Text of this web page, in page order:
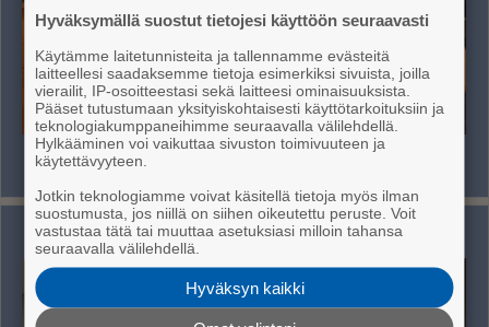
”Artesaanikädenjälki erottaa ketjuham­pu­ri­
laisista”
Kaupallinen yhteistyö Ra­vin­to­la Kap­tee­nin Huo­ne
Hyväksymällä suostut tietojesi käyttöön seuraavasti
Käytämme laitetunnisteita ja tallennamme evästeitä
laitteellesi saadaksemme tietoja esimerkiksi sivuista, joilla
vierailit, IP-osoitteestasi sekä laitteesi ominaisuuksista.
Pääset tutustumaan yksityiskohtaisesti käyttötarkoituksiin ja
teknologiakumppaneihimme seuraavalla välilehdellä.
Hylkääminen voi vaikuttaa sivuston toimivuuteen ja
käytettävyyteen.
Jotkin teknologiamme voivat käsitellä tietoja myös ilman
suostumusta, jos niillä on siihen oikeutettu peruste. Voit
vastustaa tätä tai muuttaa asetuksiasi milloin tahansa
seuraavalla välilehdellä.
Hyväksyn kaikki